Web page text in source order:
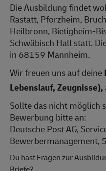
Die Ausbildung findet
Rastatt, Pforzheim,
Heilbronn, Bietigheim-
Schwäbisch Hall statt.
in 68159 Mannheim.
Wir freuen uns auf deine
Lebenslauf, Zeugnisse),
Sollte das nicht möglich
Bewerbung bitte an:
Deutsche Post AG,
Bewerbermanagement,
Du hast Fragen zur